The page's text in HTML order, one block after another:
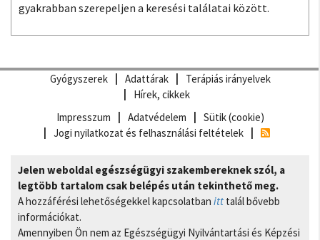
gyakrabban szerepeljen a keresési találatai között.
Gyógyszerek Adattárak
Terápiás irányelvek
Hírek, cikkek
Impresszum
Adatvédelem
Sütik (cookie)
Jogi nyilatkozat és felhasználási feltételek
Jelen weboldal egészségügyi szakembereknek szól, a
legtöbb tartalom csak belépés után tekinthető meg.
A hozzáférési lehetőségekkel kapcsolatban itt talál bővebb
információkat.
Amennyiben Ön nem az Egészségügyi Nyilvántartási és Képzési